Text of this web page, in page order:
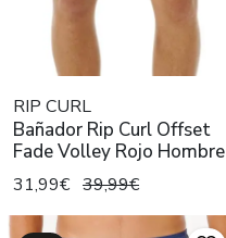
RIP CURL
Bañador Rip Curl Offset
Fade Volley Rojo Hombre
31,99€ 39,99€